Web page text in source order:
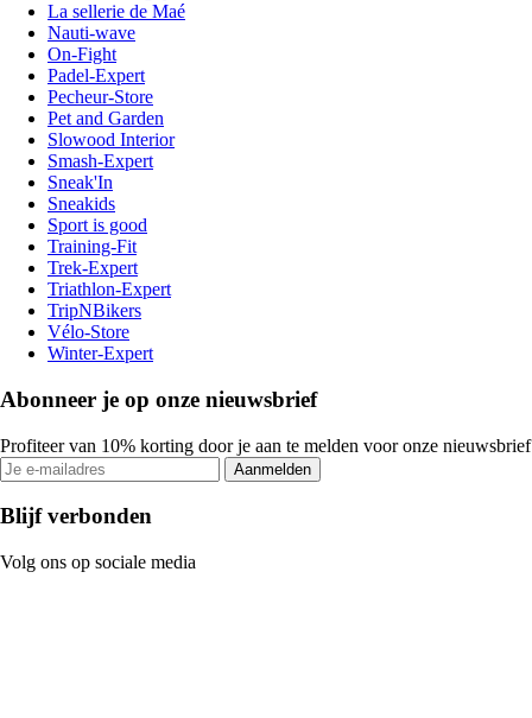
La sellerie de Maé
Nauti-wave
On-Fight
Padel-Expert
Pecheur-Store
Pet and Garden
Slowood Interior
Smash-Expert
Sneak'In
Sneakids
Sport is good
Training-Fit
Trek-Expert
Triathlon-Expert
TripNBikers
Vélo-Store
Winter-Expert
Abonneer je op onze nieuwsbrief
Profiteer van 10% korting door je aan te melden voor onze nieuwsbrief
Aanmelden
Blijf verbonden
Volg ons op sociale media